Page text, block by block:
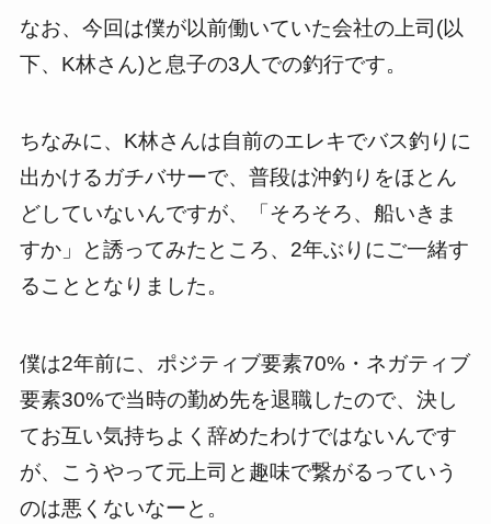
なお、今回は僕が以前働いていた会社の上司(以
下、 K林さん)と息子の3 人での釣行です。
ちなみに、 K林さんは自前のエレキでバス釣りに
出かけるガチバサーで、普段は沖釣りをほとん
どしていないんですが、「そろそろ、船いきま
すか」と誘ってみたところ、 2年ぶりにご一緒す
ることとなりました。
僕は2年前に、ポジティブ要素70%・ネガティブ
要素30%で当時の勤め先を退職したので、決し
てお互い気持ちよく辞めたわけではないんです
が、こうやって元上司と趣味で繋がるっていう
のは悪くないなーと。